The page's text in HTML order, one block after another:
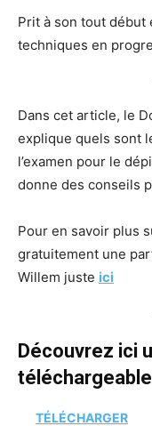
Prit à son tout début
techniques en
Dans cet article, le
explique quels sont
l’examen pour le
donne des conseils
Pour en savoir plus
gratuitement une
Willem juste ici
Découvrez ici
TÉLÉCHARGER